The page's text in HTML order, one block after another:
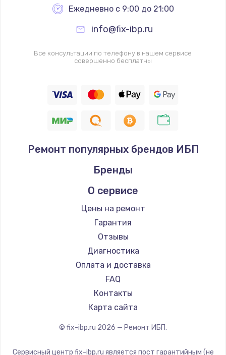
Ежедневно с 9:00 до 21:00
info@fix-ibp.ru
Все консультации по телефону в нашем сервисе
совершенно бесплатны
Ремонт популярных брендов ИБП
Бренды
О сервисе
Цены на ремонт
Гарантия
Отзывы
Диагностика
Оплата и доставка
FAQ
Контакты
Карта сайта
© fix-ibp.ru 2026 — Ремонт ИБП.
Сервисный центр fix-ibp.ru является пост гарантийным (не